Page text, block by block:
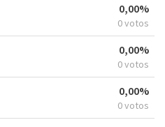
0,00%
0 votos
0,00%
0 votos
0,00%
0 votos